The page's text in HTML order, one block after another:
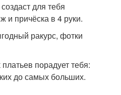
для тебя
и причёска в 4 руки.
ракурс, фотки
порадует тебя:
до самых больших.